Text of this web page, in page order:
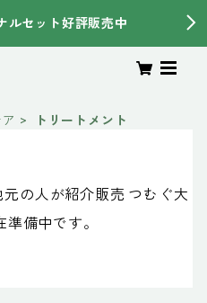
ルセット好評販売中
トリートメント
の人が紹介販売 つむぐ大
備中です。